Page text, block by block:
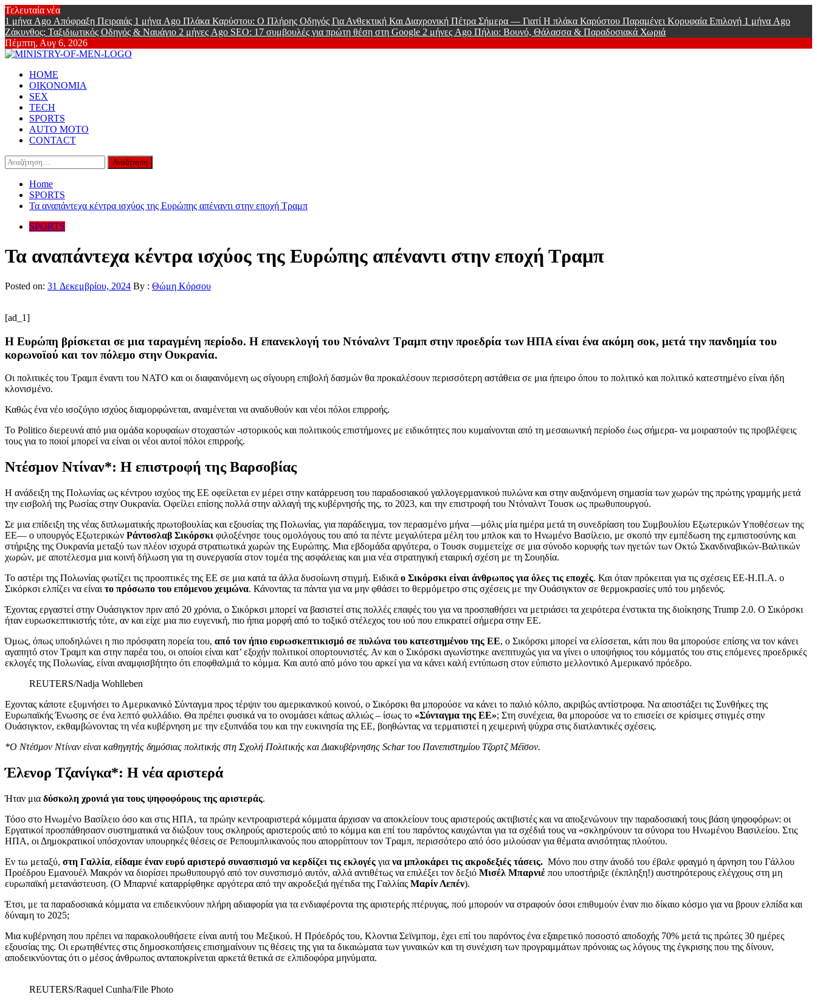
Skip
to
content
Τελευταία νέα
1 μήνα Ago Απόφραξη Πειραιάς 1 μήνα Ago Πλάκα Καρύστου: Ο Πλήρης Οδηγός Για Ανθεκτική Και Διαχρονική Πέτρα Σήμερα — Γιατί Η πλάκα Καρύστου Παραμένει Κορυφαία Επιλογή 1 μήνα Ago
Ζάκυνθος: Ταξιδιωτικός Οδηγός & Ναυάγιο 2 μήνες Ago SEO: 17 συμβουλές για πρώτη θέση στη Google 2 μήνες Ago Πήλιο: Βουνό, Θάλασσα & Παραδοσιακά Χωριά
Πέμπτη, Αυγ 6, 2026
Online Lifestyle περιοδικό για Aνδρες
Primary
Menu
HOME
ΟΙΚΟΝΟΜΙΑ
SEX
TECH
SPORTS
AUTO MOTO
CONTACT
Αναζήτηση
για:
Home
SPORTS
Τα αναπάντεχα κέντρα ισχύος της Ευρώπης απέναντι στην εποχή Τραμπ
SPORTS
Τα αναπάντεχα κέντρα ισχύος της Ευρώπης απέναντι στην εποχή Τραμπ
Posted on: 31 Δεκεμβρίου, 2024 By : Θώμη Κόρσου
[ad_1]
Η Ευρώπη βρίσκεται σε μια ταραγμένη περίοδο. Η επανεκλογή του Ντόναλντ Τραμπ στην προεδρία των ΗΠΑ είναι ένα ακόμη σοκ, μετά την πανδημία του
κορωνοϊού και τον πόλεμο στην Ουκρανία.
Οι πολιτικές του Τραμπ έναντι του ΝΑΤΟ και οι διαφαινόμενη ως σίγουρη επιβολή δασμών θα προκαλέσουν περισσότερη αστάθεια σε μια ήπειρο όπου το πολιτικό και πολιτικό κατεστημένο είναι ήδη
κλονισμένο.
Καθώς ένα νέο ισοζύγιο ισχύος διαμορφώνεται, αναμένεται να αναδυθούν και νέοι πόλοι επιρροής.
Το Politico διερευνά από μια ομάδα κορυφαίων στοχαστών -ιστορικούς και πολιτικούς επιστήμονες με ειδικότητες που κυμαίνονται από τη μεσαιωνική περίοδο έως σήμερα- να μοιραστούν τις προβλέψεις
τους για το ποιοί μπορεί να είναι οι νέοι αυτοί πόλοι επιρροής.
Ντέσμον Ντίναν*: Η επιστροφή της Βαρσοβίας
Η ανάδειξη της Πολωνίας ως κέντρου ισχύος της ΕΕ οφείλεται εν μέρει στην κατάρρευση του παραδοσιακού γαλλογερμανικού πυλώνα και στην αυξανόμενη σημασία των χωρών της πρώτης γραμμής μετά
την εισβολή της Ρωσίας στην Ουκρανία. Οφείλει επίσης πολλά στην αλλαγή της κυβέρνησής της, το 2023, και την επιστροφή του Ντόναλντ Τουσκ ως πρωθυπουργού.
Σε μια επίδειξη της νέας διπλωματικής πρωτοβουλίας και εξουσίας της Πολωνίας, για παράδειγμα, τον περασμένο μήνα —μόλις μία ημέρα μετά τη συνεδρίαση του Συμβουλίου Εξωτερικών Υποθέσεων της
ΕΕ— ο υπουργός Εξωτερικών Ράντοσλαβ Σικόρσκι φιλοξένησε τους ομολόγους του από τα πέντε μεγαλύτερα μέλη του μπλοκ και το Ηνωμένο Βασίλειο, με σκοπό την εμπέδωση της εμπιστοσύνης και
στήριξης της Ουκρανία μεταξύ των πλέον ισχυρά στρατιωτικά χωρών της Ευρώπης. Μια εβδομάδα αργότερα, ο Τουσκ συμμετείχε σε μια σύνοδο κορυφής των ηγετών των Οκτώ Σκανδιναβικών-Βαλτικών
χωρών, με αποτέλεσμα μια κοινή δήλωση για τη συνεργασία στον τομέα της ασφάλειας και μια νέα στρατηγική εταιρική σχέση με τη Σουηδία.
Το αστέρι της Πολωνίας φωτίζει τις προοπτικές της ΕΕ σε μια κατά τα άλλα δυσοίωνη στιγμή. Ειδικά ο Σικόρσκι είναι άνθρωπος για όλες τις εποχές. Και όταν πρόκειται για τις σχέσεις ΕΕ-Η.Π.Α. ο
Σικόρκσι ελπίζει να είναι το πρόσωπο του επόμενου χειμώνα. Κάνοντας τα πάντα για να μην φθάσει το θερμόμετρο στις σχέσεις με την Ουάσιγκτον σε θερμοκρασίες υπό του μηδενός.
Έχοντας εργαστεί στην Ουάσιγκτον πριν από 20 χρόνια, ο Σικόρκσι μπορεί να βασιστεί στις πολλές επαφές του για να προσπαθήσει να μετριάσει τα χειρότερα ένστικτα της διοίκησης Trump 2.0. Ο Σικόρσκι
ήταν ευρωσκεπτικιστής τότε, αν και είχε μια πιο ευγενική, πιο ήπια μορφή από το τοξικό στέλεχος του ιού που επικρατεί σήμερα στην ΕΕ.
Όμως, όπως υποδηλώνει η πιο πρόσφατη πορεία του, από τον ήπιο ευρωσκεπτικισμό σε πυλώνα του κατεστημένου της ΕΕ, ο Σικόρσκι μπορεί να ελίσσεται, κάτι που θα μπορούσε επίσης να τον κάνει
αγαπητό στον Τραμπ και στην παρέα του, οι οποίοι είναι κατ’ εξοχήν πολιτικοί οπορτουνιστές. Αν και ο Σικόρσκι αγωνίστηκε ανεπιτυχώς για να γίνει ο υποψήφιος του κόμματός του στις επόμενες προεδρικές
εκλογές της Πολωνίας, είναι αναμφισβήτητο ότι εποφθαλμιά το κόμμα. Και αυτό από μόνο του αρκεί για να κάνει καλή εντύπωση στον εύπιστο μελλοντικό Αμερικανό πρόεδρο.
REUTERS/Nadja Wohlleben
Εχοντας κάποτε εξυμνήσει το Αμερικανικό Σύνταγμα προς τέρψιν του αμερικανικού κοινού, ο Σικόρσκι θα μπορούσε να κάνει το παλιό κόλπο, ακριβώς αντίστροφα. Να αποστάξει τις Συνθήκες της
Ευρωπαϊκής Ένωσης σε ένα λεπτό φυλλάδιο. Θα πρέπει φυσικά να το ονομάσει κάπως αλλιώς – ίσως το «Σύνταγμα της ΕΕ»; Στη συνέχεια, θα μπορούσε να το επισείει σε κρίσιμες στιγμές στην
Ουάσιγκτον, εκθαμβώνοντας τη νέα κυβέρνηση με την εξυπνάδα του και την ευκινησία της ΕΕ, βοηθώντας να τερματιστεί η χειμερινή ψύχρα στις διατλαντικές σχέσεις.
*Ο Ντέσμον Ντίναν είναι καθηγητής δημόσιας πολιτικής στη Σχολή Πολιτικής και Διακυβέρνησης Schar του Πανεπιστημίου Τζορτζ Μέϊσον.
Έλενορ Τζανίγκα*: Η νέα αριστερά
Ήταν μια δύσκολη χρονιά για τους ψηφοφόρους της αριστεράς.
Τόσο στο Ηνωμένο Βασίλειο όσο και στις ΗΠΑ, τα πρώην κεντροαριστερά κόμματα άρχισαν να αποκλείουν τους αριστερούς ακτιβιστές και να αποξενώνουν την παραδοσιακή τους βάση ψηφοφόρων: οι
Εργατικοί προσπάθησασν συστηματικά να διώξουν τους σκληρούς αριστερούς από το κόμμα και επί του παρόντος καυχώνται για τα σχέδιά τους να «σκληρύνουν τα σύνορα του Ηνωμένου Βασιλείου. Στις
ΗΠΑ, οι Δημοκρατικοί υπόσχονταν υπουρηκές θέσεις σε Ρεπουμπλικανούς που απορρίπτουν τον Τραμπ, περισσότερο από όσο μιλούσαν για θέματα ανισότητας πλούτου.
Εν τω μεταξύ, στη Γαλλία, είδαμε έναν ευρύ αριστερό συνασπισμό να κερδίζει τις εκλογές για να μπλοκάρει τις ακροδεξιές τάσεις. Μόνο που στην άνοδό του έβαλε φραγμό η άρνηση του Γάλλου
Προέδρου Εμανουέλ Μακρόν να διορίσει πρωθυπουργό από τον συνσπισμό αυτόν, αλλά αντιθέτως να επιλέξει τον δεξιό Μισέλ Μπαρνιέ που υποστήριξε (έκπληξη!) αυστηρότερους ελέγχους στη μη
ευρωπαϊκή μετανάστευση. (Ο Μπαρνιέ καταρρίφθηκε αργότερα από την ακροδεξιά ηγέτιδα της Γαλλίας Μαρίν Λεπέν).
Έτσι, με τα παραδοσιακά κόμματα να επιδεικνύουν πλήρη αδιαφορία για τα ενδιαφέροντα της αριστερής πτέρυγας, πού μπορούν να στραφούν όσοι επιθυμούν έναν πιο δίκαιο κόσμο για να βρουν ελπίδα και
δύναμη το 2025;
Μια κυβέρνηση που πρέπει να παρακολουθήσετε είναι αυτή του Μεξικού. Η Πρόεδρός του, Κλοντια Σεϊνμπομ, έχει επί του παρόντος ένα εξαιρετικό ποσοστό αποδοχής 70% μετά τις πρώτες 30 ημέρες
εξουσίας της. Οι ερωτηθέντες στις δημοσκοπήσεις επισημαίνουν τις θέσεις της για τα δικαιώματα των γυναικών και τη συνέχιση των προγραμμάτων πρόνοιας ως λόγους της έγκρισης που της δίνουν,
αποδεικνύοντας ότι ο μέσος άνθρωπος ανταποκρίνεται αρκετά θετικά σε ελπιδοφόρα μηνύματα.
REUTERS/Raquel Cunha/File Photo